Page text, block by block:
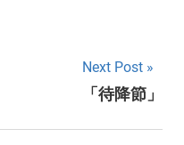
Next Post
「待降節」